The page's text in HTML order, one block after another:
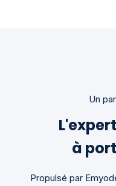
Un
à
Propulsé par